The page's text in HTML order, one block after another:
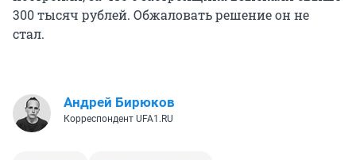
300 тысяч рублей. Обжаловать решение он не
стал.
Андрей Бирюков
Корреспондент UFA1.RU